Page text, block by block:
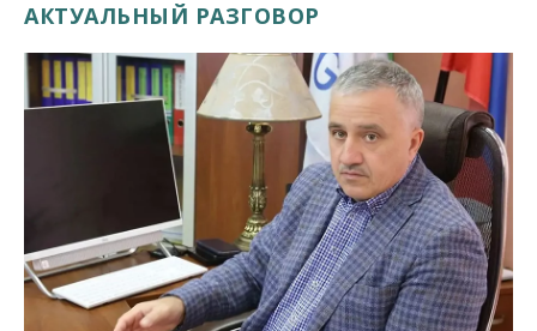
АКТУАЛЬНЫЙ РАЗГОВОР